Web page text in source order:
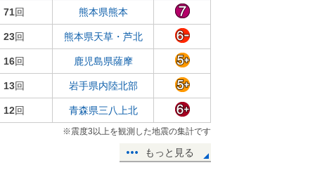
71回 熊本県熊本
23回 熊本県天草・芦北
16回 鹿児島県薩摩
13回 岩手県内陸北部
12回 青森県三八上北
※震度3以上を観測した地震の集計です
もっと見る